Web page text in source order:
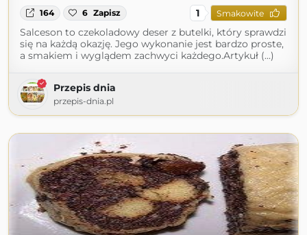
164 6 Zapisz 1 Smakowite
Salceson to czekoladowy deser z butelki, który sprawdzi
się na każdą okazję. Jego wykonanie jest bardzo proste,
a smakiem i wyglądem zachwyci każdego.Artykuł (...)
Przepis dnia
przepis-dnia.pl